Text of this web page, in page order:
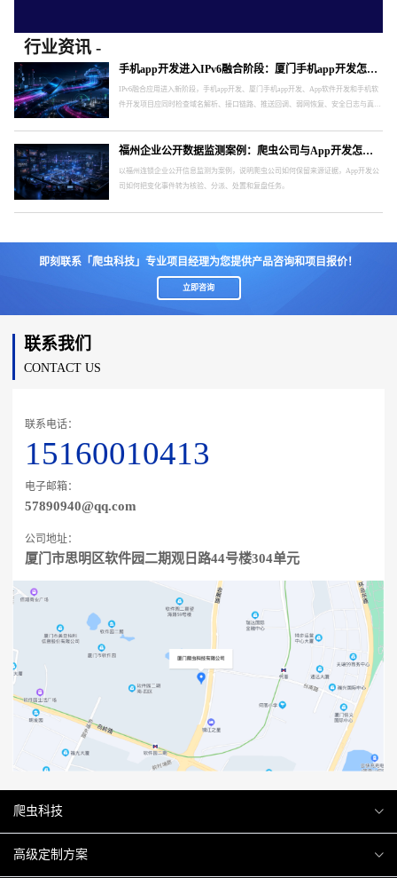
行业资讯 -
手机app开发进入IPv6融合阶段：厦门手机app开发怎样验收真实网络
IPv6融合应用进入新阶段，手机app开发、厦门手机app开发、App软件开发和手机软
件开发项目应同时检查域名解析、接口链路、推送回调、弱网恢复、安全日志与真实
福州企业公开数据监测案例：爬虫公司与App开发怎样形成处置闭环
以福州连锁企业公开信息监测为案例，说明爬虫公司如何保留来源证据，App开发公
司如何把变化事件转为核验、分派、处置和复盘任务。
即刻联系「爬虫科技」专业项目经理为您提供产品咨询和项目报价！
立即咨询
联系我们
CONTACT US
联系电话：
15160010413
电子邮箱：
57890940@qq.com
公司地址：
厦门市思明区软件园二期观日路44号楼304单元
爬虫科技
爬虫案例
高级定制方案